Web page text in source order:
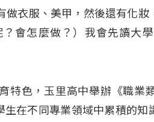
做衣服、美甲，然後還有化
會怎麼做？）我會先讀大
特色，玉里高中舉辦《職業
在不同專業領域中累積的知